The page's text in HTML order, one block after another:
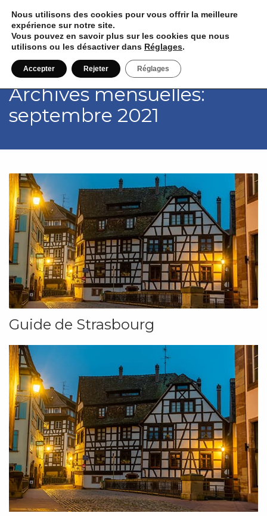
Archives mensuelles:
septembre 2021
Guide de Strasbourg
Nous utilisons des cookies pour vous offrir la meilleure
expérience sur notre site.
Vous pouvez en savoir plus sur les cookies que nous
utilisons ou les désactiver dans Réglages.
Accepter Rejeter Réglages